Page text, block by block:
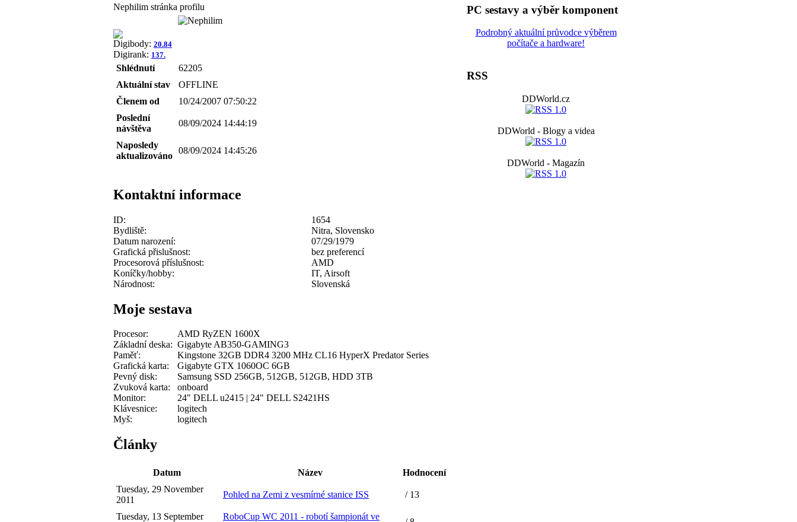
Nephilim stránka profilu
Digibody: 20.84
Digirank: 137.
Shlédnutí
62205
Aktuální stav
OFFLINE
Členem od
10/24/2007 07:50:22
Poslední
návštěva
08/09/2024 14:44:19
Naposledy
aktualizováno
08/09/2024 14:45:26
Kontaktní informace
ID:
1654
Bydliště:
Nitra, Slovensko
Datum narození:
07/29/1979
Grafická přislušnost:
bez preferencí
Procesorová příslušnost:
AMD
Koníčky/hobby:
IT, Airsoft
Národnost:
Slovenská
Moje sestava
Procesor:
AMD RyZEN 1600X
Základní deska: Gigabyte AB350-GAMING3
Paměť:
Kingstone 32GB DDR4 3200 MHz CL16 HyperX Predator Series
Grafická karta:
Gigabyte GTX 1060OC 6GB
Pevný disk:
Samsung SSD 256GB, 512GB, 512GB, HDD 3TB
Zvuková karta:
onboard
Monitor:
24" DELL u2415 | 24" DELL S2421HS
Klávesnice:
logitech
Myš:
logitech
Články
Datum Název
Hodnocení
Tuesday, 29 November
2011
Pohled na Zemi z vesmírné stanice ISS / 13
Tuesday, 13 September RoboCup WC 2011 - robotí šampionát ve
PC sestavy a výběr komponent
Podrobný aktuální průvodce výběrem
počítače a hardware!
RSS
DDWorld.cz
DDWorld - Blogy a videa
DDWorld - Magazín